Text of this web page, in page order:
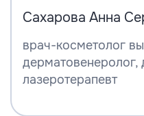
Сахарова Анна
врач-косметолог
дерматовенеролог,
лазеротерапевт